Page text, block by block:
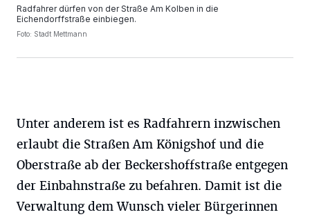
Radfahrer dürfen von der Straße Am Kolben in die
Eichendorffstraße einbiegen.
Foto: Stadt Mettmann
Unter anderem ist es Radfahrern inzwischen
erlaubt die Straßen Am Königshof und die
Oberstraße ab der Beckershoffstraße entgegen
der Einbahnstraße zu befahren. Damit ist die
Verwaltung dem Wunsch vieler Bürgerinnen